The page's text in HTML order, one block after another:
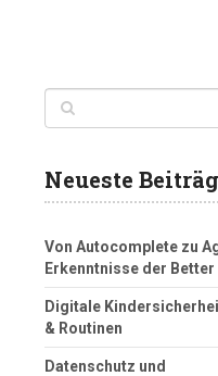
Neueste
Von Autocomplete zu
Erkenntnisse der Better
Digitale
& Routinen
Datenschutz und